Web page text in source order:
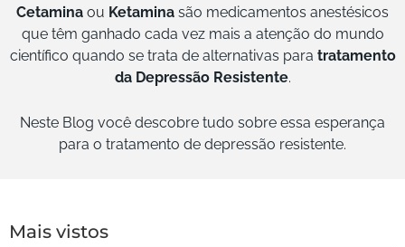
Cetamina ou Ketamina são medicamentos anestésicos
que têm ganhado cada vez mais a atenção do mundo
científico quando se trata de alternativas para tratamento
da Depressão Resistente.
Neste Blog você descobre tudo sobre essa esperança
para o tratamento de depressão resistente.
Mais vistos